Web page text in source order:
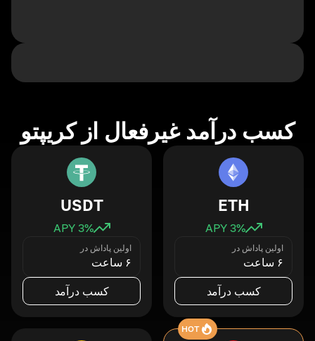
کسب درآمد غیرفعال از کریپتو
ETH
3% APY
اولین پاداش در
۶ ساعت
کسب درآمد
USDT
3% APY
اولین پاداش در
۶ ساعت
کسب درآمد
HOT